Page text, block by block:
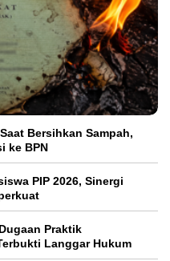
Bersihkan Sampah,
ke BPN
PIP 2026, Sinergi
Praktik
Langgar Hukum